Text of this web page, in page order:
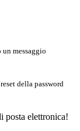
messaggio
della password
posta elettronica!